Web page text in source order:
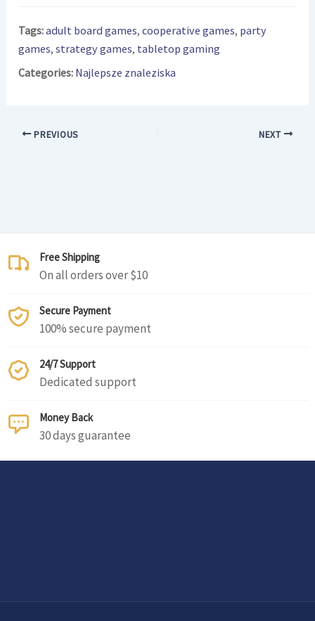
Tags:adult board games,cooperative games, party
games,strategy games, tabletop gaming
Categories: Najlepsze znaleziska
PREVIOUS NEXT
Free Shipping
On all orders over $10
Secure Payment
100% secure payment
24/7 Support
Dedicated support
Money Back
30 days guarantee